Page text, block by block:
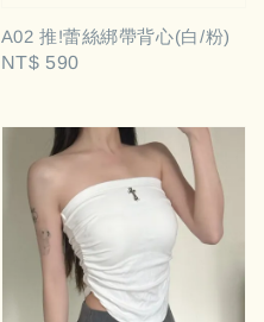
A02 推!蕾絲綁帶背心(白/粉)
Regular
NT$ 590